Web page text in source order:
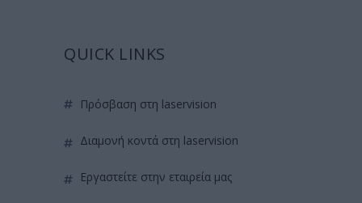
QUICK LINKS
πρόσβαση στη laservision
διαμονή κοντά στη laservision
εργαστείτε στην εταιρεία μας